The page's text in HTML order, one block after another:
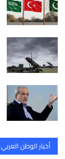
أخبار الوطن العربي